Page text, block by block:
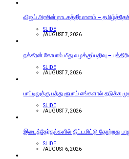
விஜய் அரசின் நாடகத்தீர்மானம் –
SLIDE
/AUGUST 7, 2026
நக்கீரன் கோபால் மீது வழக்குப்பதிவு –
SLIDE
/AUGUST 7, 2026
பாட்டிலுக்கு பத்து ரூபாய் எங்களால் தடுக்க
SLIDE
/AUGUST 7, 2026
இடைத்தேர்தல்களில் திட்டமிட்டு தோற்றது
SLIDE
/AUGUST 6, 2026